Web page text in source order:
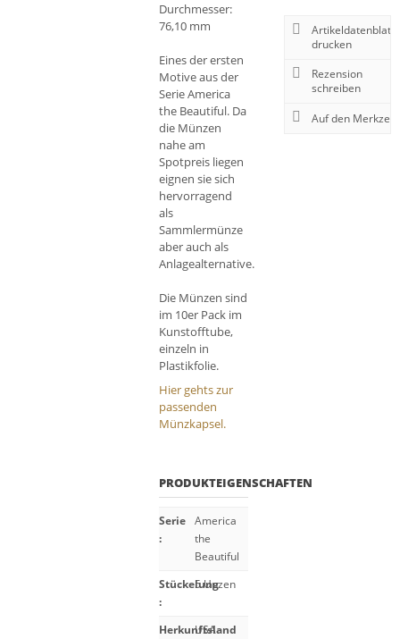
Durchmesser:
76,10 mm
Eines der ersten
Motive aus der
Serie America
the Beautiful. Da
die Münzen
nahe am
Spotpreis liegen
eignen sie sich
hervorragend
als
Sammlermünze
aber auch als
Anlagealternative.
Die Münzen sind
im 10er Pack im
Kunstofftube,
einzeln in
Plastikfolie.
Hier gehts zur
passenden
Münzkapsel.
PRODUKTEIGENSCHAFTEN
Serie
:
America
the
Beautiful
Stückelung
:
5 Unzen
Herkunftsland
USA
Artikeldatenblatt
drucken
Rezension
schreiben